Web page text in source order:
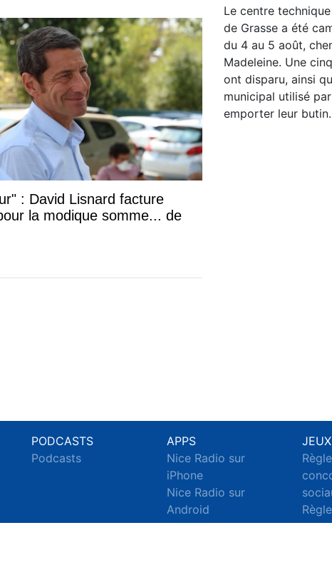
: David Lisnard facture
la modique somme... de
Le centre
de Grasse a été
du 4 au 5 août,
Madeleine. Une
ont disparu, ainsi
municipal utilisé
emporter leur butin.
PODCASTS
Podcasts
APPS
Nice Radio sur
iPhone
Nice Radio sur
Android